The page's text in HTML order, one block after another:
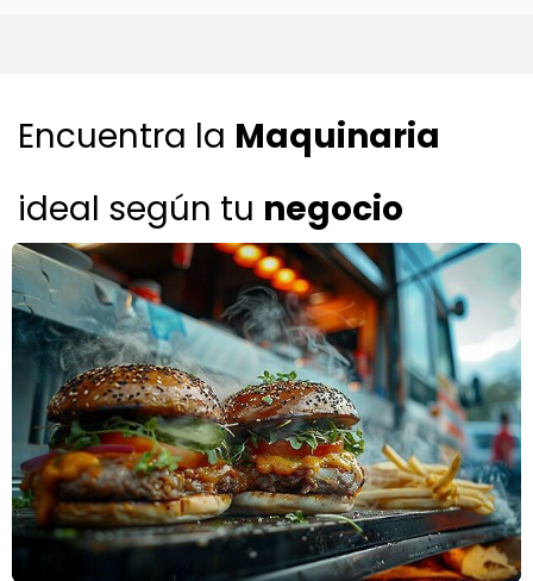
Encuentra la Maquinaria
ideal según tu negocio